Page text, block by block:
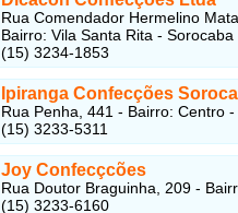
Rua Comendador Hermelino
Bairro: Vila Santa Rita -
(15) 3234-1853
Ipiranga Confecções
Rua Penha, 441 - Bairro: Centro
(15) 3233-5311
Joy Confecçcões
Rua Doutor Braguinha, 209 -
(15) 3233-6160